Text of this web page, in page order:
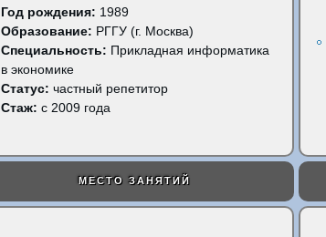
Год рождения: 1989
Образование: РГГУ (г. Москва)
Специальность: Прикладная информатика
в экономике
Статус: частный репетитор
Стаж: с 2009 года
МЕСТО ЗАНЯТИЙ